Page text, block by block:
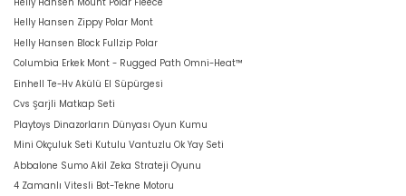
Helly Hansen Zippy Polar Mont
Helly Hansen Block Fullzip Polar
Columbia Erkek Mont - Rugged Path Omni-Heat™
Einhell Te-Hv Akülü El Süpürgesi
Cvs Şarjli Matkap Seti
Playtoys Dinazorların Dünyası Oyun Kumu
Mini Okçuluk Seti Kutulu Vantuzlu Ok Yay Seti
Abbalone Sumo Akil Zeka Strateji Oyunu
4 Zamanlı Vitesli Bot-Tekne Motoru